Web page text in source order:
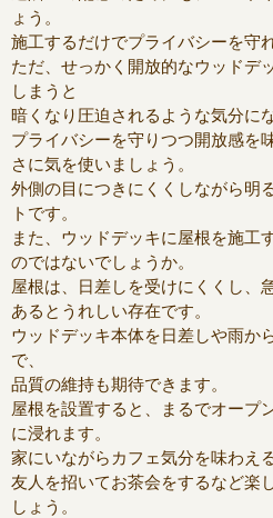
ょう。
施工するだけでプライバシーを守
ただ、せっかく開放的なウッドデ
しまうと
暗くなり圧迫されるような気分に
プライバシーを守りつつ開放感を
さに気を使いましょう。
外側の目につきにくくしながら明
トです。
また、ウッドデッキに屋根を施工
のではないでしょうか。
屋根は、日差しを受けにくくし、
あるとうれしい存在です。
ウッドデッキ本体を日差しや雨か
で、
品質の維持も期待できます。
屋根を設置すると、まるでオープ
に浸れます。
家にいながらカフェ気分を味わえ
友人を招いてお茶会をするなど楽
しょう。